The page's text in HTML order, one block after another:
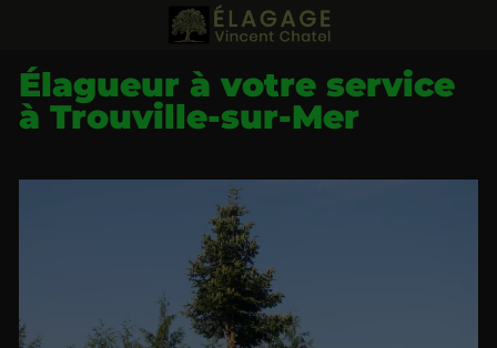
Élagueur à votre service
à Trouville-sur-Mer